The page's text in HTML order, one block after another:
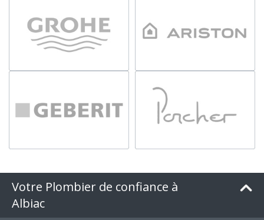
Votre Plombier de confiance à
Albiac